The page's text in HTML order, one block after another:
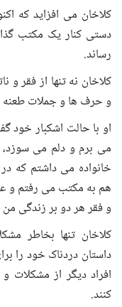
کلاخان می افزاید که
دستی کنار یک مکتب
رساند.
کلاخان نه تنها از فقر و
و حرف ها و جملات طعنه
او با حالت اشکبار خود
می برم و دلم می
خانواده می داشتم که
هم به مکتب می رفتم و
و فقر هر دو بر زندگی
کلاخان تنها بخاطر
داستان دردناک خود را
افراد دیگر از مشکلات
کنند.